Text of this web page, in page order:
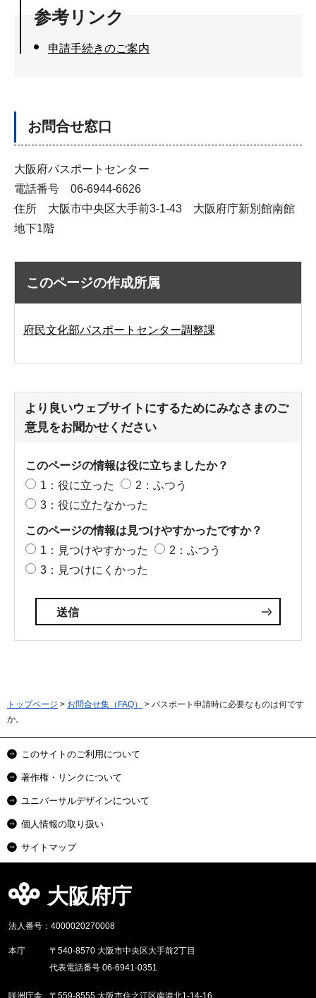
参考リンク
申請手続きのご案内
お問合せ窓口
大阪府パスポートセンター
電話番号 06-6944-6626
住所 大阪市中央区大手前3-1-43 大阪府庁新別館南館
地下1階
このページの作成所属
府民文化部パスポートセンター調整課
より良いウェブサイトにするためにみなさまのご
意見をお聞かせください
このページの情報は役に立ちましたか？
1：役に立った
2：ふつう
3：役に立たなかった
このページの情報は見つけやすかったですか？
1：見つけやすかった
2：ふつう
3：見つけにくかった
トップページ > お問合せ集（FAQ）
> パスポート申請時に必要なものは何です
か。
このサイトのご利用について
著作権・リンクについて
ユニバーサルデザインについて
個人情報の取り扱い
サイトマップ
大阪府庁
法人番号：4000020270008
本庁
〒540-8570 大阪市中央区大手前2丁目
代表電話番号 06-6941-0351
咲洲庁舎 〒559-8555 大阪市住之江区南港北1-14-16